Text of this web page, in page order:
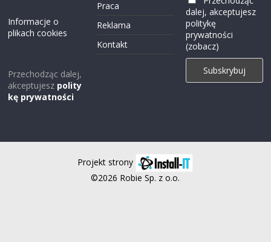
Informacje o
plikach cookies
Przechodząc dalej,
akceptujesz polity
kę prywatności
Praca
Reklama
Kontakt
dalej, akceptujesz
politykę
prywatności
(zobacz)
Projekt strony
©2026 Robie Sp. z o.o.